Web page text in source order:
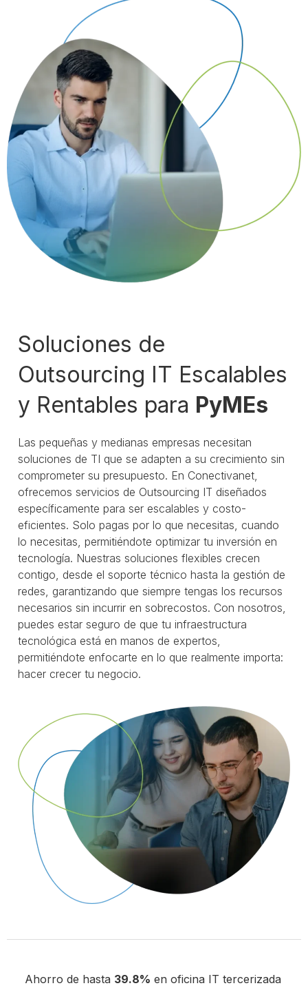
Soluciones de
Outsourcing IT Escalables
y Rentables para PyMEs
Las pequeñas y medianas empresas necesitan
soluciones de TI que se adapten a su crecimiento sin
comprometer su presupuesto. En Conectivanet,
ofrecemos servicios de Outsourcing IT diseñados
específicamente para ser escalables y costo-
eficientes. Solo pagas por lo que necesitas, cuando
lo necesitas, permitiéndote optimizar tu inversión en
tecnología. Nuestras soluciones flexibles crecen
contigo, desde el soporte técnico hasta la gestión de
redes, garantizando que siempre tengas los recursos
necesarios sin incurrir en sobrecostos. Con nosotros,
puedes estar seguro de que tu infraestructura
tecnológica está en manos de expertos,
permitiéndote enfocarte en lo que realmente importa:
hacer crecer tu negocio.
Ahorro de hasta 39.8% en oficina IT tercerizada